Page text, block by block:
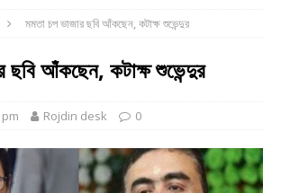
মমতা চপ ভাজার ছবি আঁকছেন, কটাক্ষ শুভেন্দুর
ছবি আঁকছেন, কটাক্ষ শুভেন্দুর
Rojdin desk 0